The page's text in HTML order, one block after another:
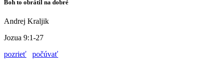
Boh to obrátil na dobré
Andrej Kraljik
Jozua 9:1-27
pozrieť
počúvať